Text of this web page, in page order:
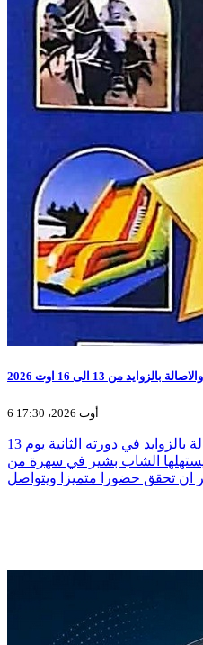
من 13 الى 16 اوت 2026
6 أوت 2026، 17:30
ينطلق مهرجان التراث والاصالة بالزوايد في دورته الثانية يوم 13
يستهلها الشاب بشير في سهرة من